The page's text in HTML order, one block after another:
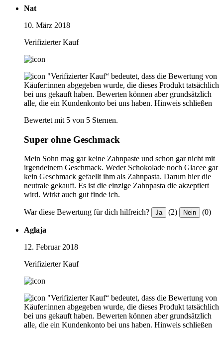
Nat
10. März 2018
Verifizierter Kauf
"Verifizierter Kauf“ bedeutet, dass die Bewertung von
Käufer:innen abgegeben wurde, die dieses Produkt tatsächlich
bei uns gekauft haben. Bewerten können aber grundsätzlich
alle, die ein Kundenkonto bei uns haben. Hinweis schließen
Bewertet mit 5 von 5 Sternen.
Super ohne Geschmack
Mein Sohn mag gar keine Zahnpaste und schon gar nicht mit
irgendeinem Geschmack. Weder Schokolade noch Glacee gar
kein Geschmack gefaellt ihm als Zahnpasta. Darum hier die
neutrale gekauft. Es ist die einzige Zahnpasta die akzeptiert
wird. Wirkt auch gut finde ich.
War diese Bewertung für dich hilfreich? Ja (2) Nein (0)
Aglaja
12. Februar 2018
Verifizierter Kauf
"Verifizierter Kauf“ bedeutet, dass die Bewertung von
Käufer:innen abgegeben wurde, die dieses Produkt tatsächlich
bei uns gekauft haben. Bewerten können aber grundsätzlich
alle, die ein Kundenkonto bei uns haben. Hinweis schließen